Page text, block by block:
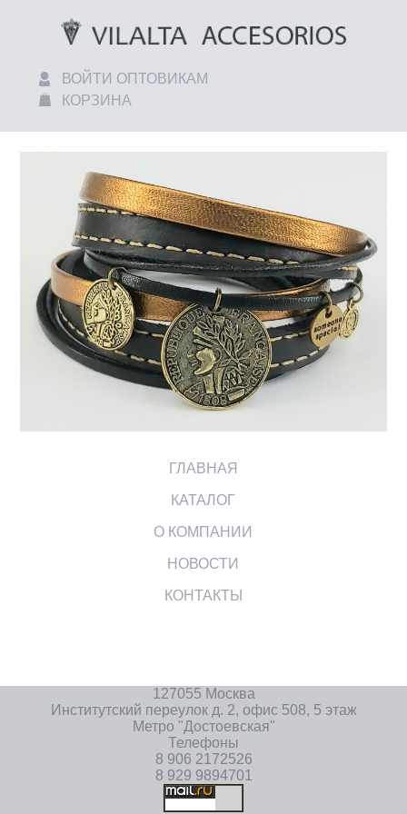
ВОЙТИ ОПТОВИКАМ
КОРЗИНА
ГЛАВНАЯ
КАТАЛОГ
О КОМПАНИИ
НОВОСТИ
КОНТАКТЫ
127055 Москва
Институтский переулок д. 2, офис 508, 5 этаж
Метро "Достоевская"
Телефоны
8 906 2172526
8 929 9894701